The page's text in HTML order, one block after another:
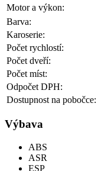
Motor a výkon:
Barva:
Karoserie:
Počet rychlostí:
Počet dveří:
Počet míst:
Odpočet DPH:
Dostupnost na pobočce:
Výbava
ABS
ASR
ESP